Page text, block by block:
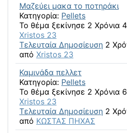
Μαζεύει μακα το ποτηράκι
Κατηγορία: Pellets
Το θέμα ξεκίνησε 2 Χρόνια
Xristos 23
Τελευταία Δημοσίευση 2
από Xristos 23
Καμινάδα πελλετ
Κατηγορία: Pellets
Το θέμα ξεκίνησε 2 Χρόνια
Xristos 23
Τελευταία Δημοσίευση 2
από ΚΩΣΤΑΣ ΠΗΧΑΣ